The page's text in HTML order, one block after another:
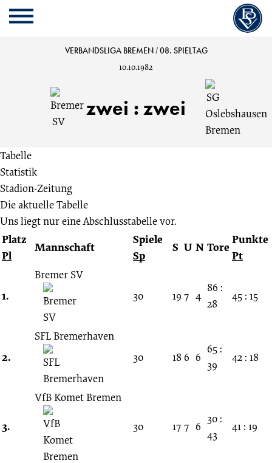
Cookie
Einstellungen
Zum
Inhalt
Cookie
Einstellungen
Kopfbereich
MENU
Bremer
SG
Oslebshausen
Bremen
2:2
Spieltag
10.10.1982
1982/1983
(Verbandsliga
VERBANDSLIGA BREMEN /08. SPIELTAG
10.10.1982
zwei : zwei
Tabelle
Statistik
Stadion-Zeitung
Die aktuelle Tabelle
Uns liegt nur eine Abschlusstabelle vor.
Platz
Pl
Mannschaft
Spiele
Sp
S U N Tore
Punkte
Pt
1.
Bremer SV
30
19 7 4
86 :
28
45 : 15
2.
SFL Bremerhaven
30
18 6 6
65 :
39
42 : 18
3.
VfB Komet Bremen
30 17 7 6
30 :
43
41 : 19